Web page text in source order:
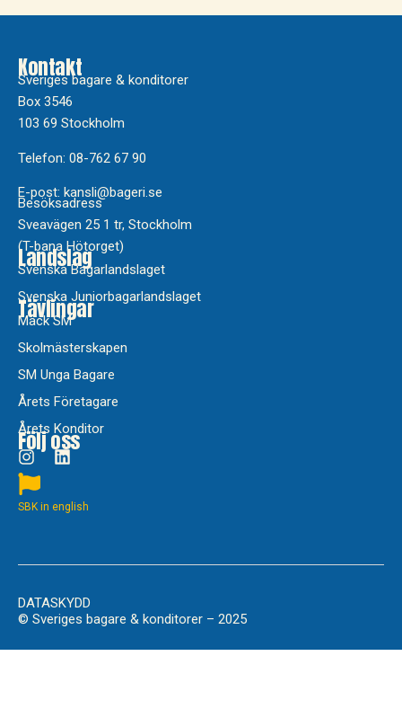
Kontakt
Sveriges bagare & konditorer
Box 3546
103 69 Stockholm
Telefon: 08-762 67 90
E-post: kansli@bageri.se
Besöksadress
Sveavägen 25 1 tr, Stockholm
(T-bana Hötorget)
Landslag
Svenska Bagarlandslaget
Svenska Juniorbagarlandslaget
Tävlingar
Mack SM
Skolmästerskapen
SM Unga Bagare
Årets Företagare
Årets Konditor
Följ oss
SBK in english
DATASKYDD
© Sveriges bagare & konditorer – 2025